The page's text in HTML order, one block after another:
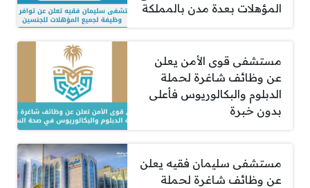
المؤهلات بعدة مدن بالمملكة
مستشفى قوى الأمن يعلن
عن وظائف شاغرة لحملة
الدبلوم والبكالوريوس فأعلى
بدون خبرة
مستشفى سليمان فقيه يعلن
عن وظائف شاغرة لحملة